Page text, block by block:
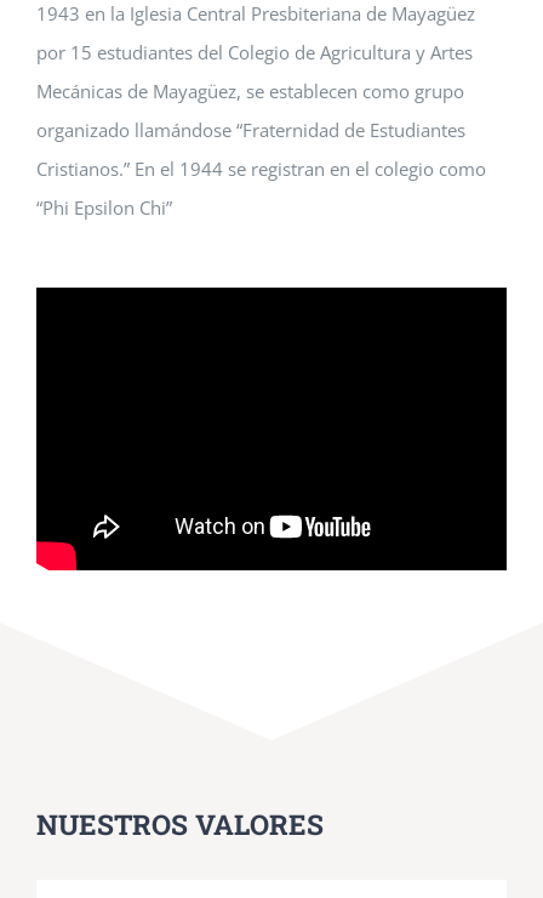
1943 en la Iglesia Central Presbiteriana de Mayagüez
por 15 estudiantes del Colegio de Agricultura y Artes
Mecánicas de Mayagüez, se establecen como grupo
organizado llamándose “Fraternidad de Estudiantes
Cristianos.” En el 1944 se registran en el colegio como
“Phi Epsilon Chi”
NUESTROS VALORES